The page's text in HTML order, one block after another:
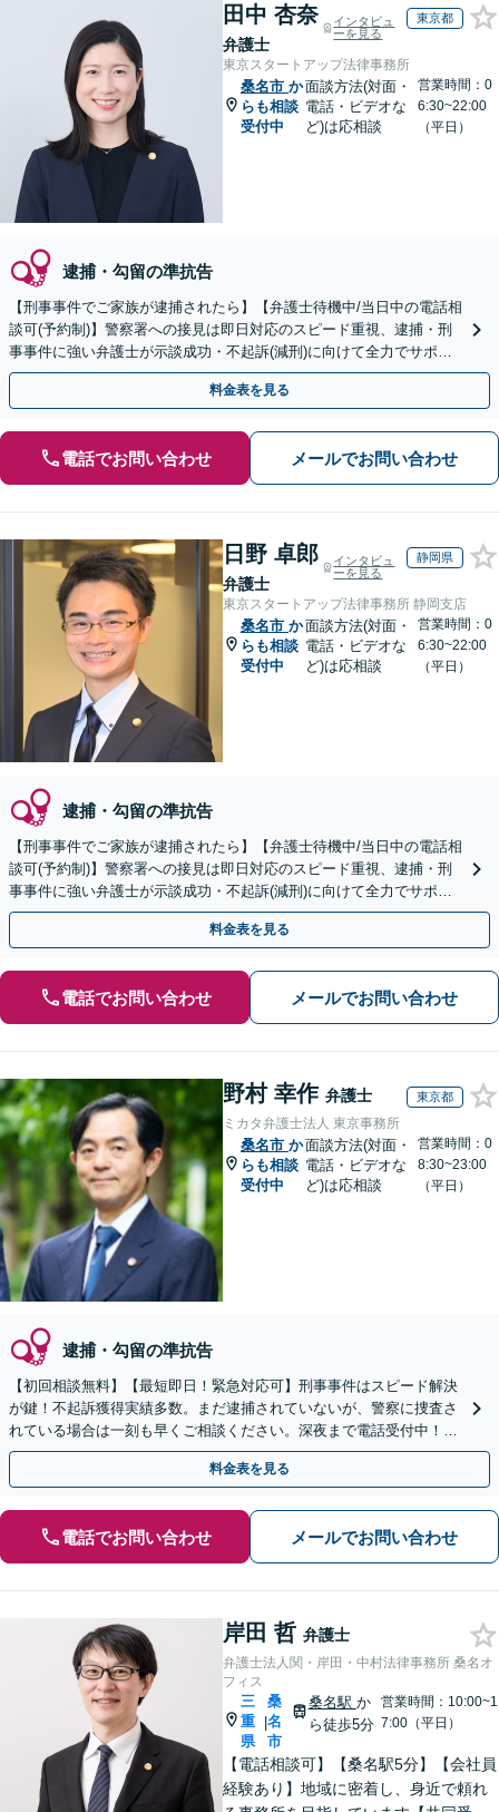
田中 杏奈
弁護士
インタビュ
ーを見る
東京都
東京スタートアップ法律事務所
桑名市 か
らも相談
受付中
面談方法(対面・
電話・ビデオな
ど)は応相談
営業時間：0
6:30~22:00
（平日）
逮捕・勾留の準抗告
【刑事事件でご家族が逮捕されたら】【弁護士待機中/当日中の電話相
談可(予約制)】警察署への接見は即日対応のスピード重視、逮捕・刑
事事件に強い弁護士が示談成功・不起訴(減刑)に向けて全力でサポー
トします。【加害者側の相談専門】
料金表を見る
電話でお問い合わせ メールでお問い合わせ
日野 卓郎
弁護士
インタビュ
ーを見る
静岡県
東京スタートアップ法律事務所 静岡支店
桑名市 か
らも相談
受付中
面談方法(対面・
電話・ビデオな
ど)は応相談
営業時間：0
6:30~22:00
（平日）
逮捕・勾留の準抗告
【刑事事件でご家族が逮捕されたら】【弁護士待機中/当日中の電話相
談可(予約制)】警察署への接見は即日対応のスピード重視、逮捕・刑
事事件に強い弁護士が示談成功・不起訴(減刑)に向けて全力でサポー
トします。【加害者側の相談専門】
料金表を見る
電話でお問い合わせ メールでお問い合わせ
野村 幸作 弁護士 東京都
ミカタ弁護士法人 東京事務所
桑名市 か
らも相談
受付中
面談方法(対面・
電話・ビデオな
ど)は応相談
営業時間：0
8:30~23:00
（平日）
逮捕・勾留の準抗告
【初回相談無料】【最短即日！緊急対応可】刑事事件はスピード解決
が鍵！不起訴獲得実績多数。まだ逮捕されていないが、警察に捜査さ
れている場合は一刻も早くご相談ください。深夜まで電話受付中！痴
漢／盗撮／のぞき／その他性犯罪など
料金表を見る
電話でお問い合わせ メールでお問い合わせ
岸田 哲 弁護士
弁護士法人関・岸田・中村法律事務所 桑名オ
フィス
三
重
県
|
桑
名
市
桑名駅 か
ら徒歩5分
営業時間：10:00~1
7:00（平日）
【電話相談可】【桑名駅5分】【会社員
経験あり】地域に密着し、身近で頼れ